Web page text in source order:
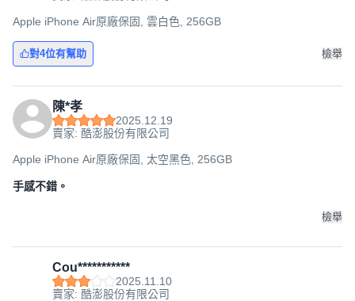
Apple iPhone Air原廠保固, 雲白色, 256GB
對4位有幫助 檢舉
陳*孝
2025.12.19
賣家: 酷澎股份有限公司
Apple iPhone Air原廠保固, 太空黑色, 256GB
手感不錯。
檢舉
Cou***********
2025.11.10
賣家: 酷澎股份有限公司